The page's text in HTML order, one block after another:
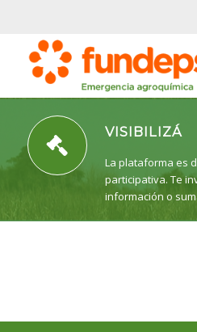
VISIBILIZÁ
La plataforma es
participativa. Te
información o